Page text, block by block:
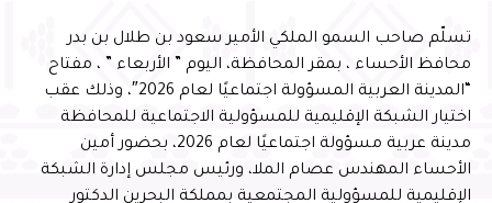
تسلّم صاحب السمو الملكي الأمير سعود بن طلال بن بدر
محافظ الأحساء ، بمقر المحافظة، اليوم ” الأربعاء ” ، مفتاح
“المدينة العربية المسؤولة اجتماعيًا لعام 2026″، وذلك عقب
اختيار الشبكة الإقليمية للمسؤولية الاجتماعية للمحافظة
مدينة عربية مسؤولة اجتماعيًا لعام 2026، بحضور أمين
الأحساء المهندس عصام الملا، ورئيس مجلس إدارة الشبكة
الإقليمية للمسؤولية المجتمعية بمملكة البحرين الدكتور